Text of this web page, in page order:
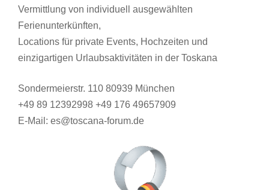
Vermittlung von individuell ausgewählten
Ferienunterkünften,
Locations für private Events, Hochzeiten und
einzigartigen Urlaubsaktivitäten in der Toskana
Sondermeierstr. 110 80939 München
+49 89 12392998 +49 176 49657909
E-Mail: es@toscana-forum.de